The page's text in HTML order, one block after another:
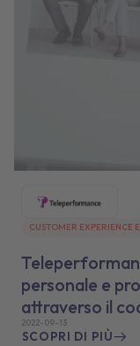
CUSTOMER EXPERIENCE
personale e
attraverso il
2022-09-13
SCOPRI DI PIÙ